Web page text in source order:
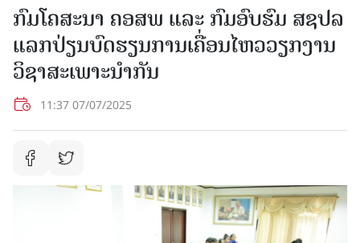
ກົມໂຄສະນາ ຄອສພ ແລະ ກົມອົບຮົມ ສຊປລ
ແລກປ່ຽນບົດຮຽນການເຄື່ອນໄຫວວຽກງານ
ວິຊາສະເພາະນຳກັນ
11:37 07/07/2025